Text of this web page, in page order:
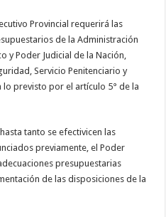
Provincial requerirá las
de la Administración
y Poder Judicial de la Nación,
Servicio Penitenciario y
previsto por el artículo 5° de la
tanto se efectivicen las
previamente, el Poder
presupuestarias
de las disposiciones de la